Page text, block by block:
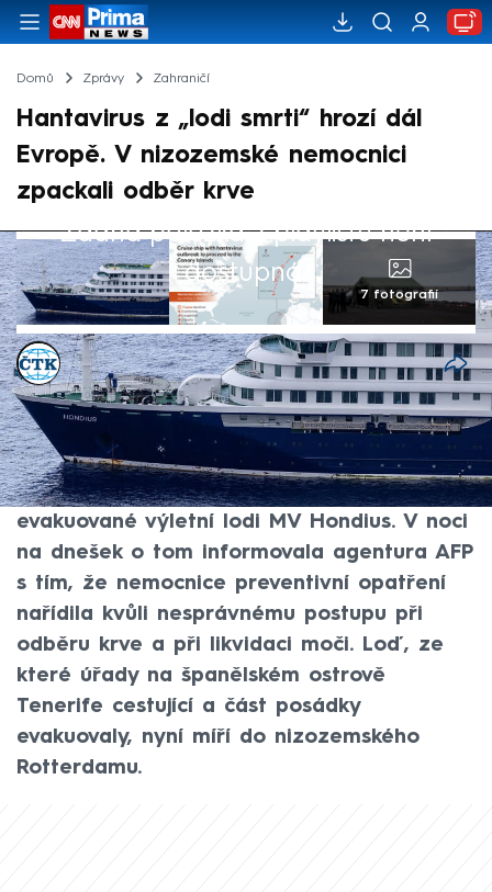
Domů Zprávy Zahraničí
Hantavirus z „lodi smrti“ hrozí dál
Evropě. V nizozemské nemocnici
zpackali odběr krve
Žádná položka z playlistu není
dostupná.
7 fotografií
ČTK
12. kvě 2026, 06:43
V karanténě skončilo 12 zaměstnanců
nizozemské nemocnice, kteří ošetřovali
pacienta nakaženého hantavirem z
evakuované výletní lodi MV Hondius. V noci
na dnešek o tom informovala agentura AFP
s tím, že nemocnice preventivní opatření
nařídila kvůli nesprávnému postupu při
odběru krve a při likvidaci moči. Loď, ze
které úřady na španělském ostrově
Tenerife cestující a část posádky
evakuovaly, nyní míří do nizozemského
Rotterdamu.